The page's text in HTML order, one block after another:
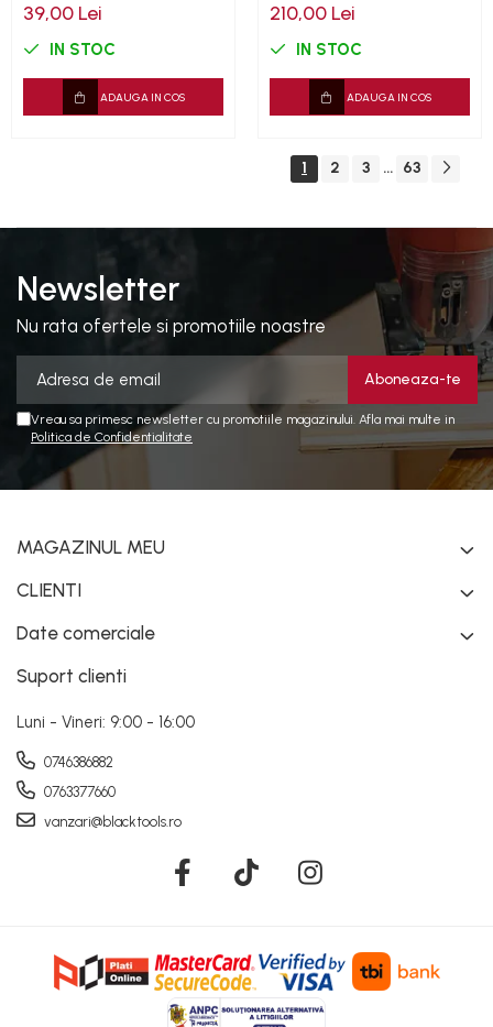
39,00 Lei
IN STOC
ADAUGA IN COS
210,00 Lei
IN STOC
ADAUGA IN COS
1 2 3 ... 63
Newsletter
Nu rata ofertele si promotiile noastre
Vreau sa primesc newsletter cu promotiile magazinului. Afla mai multe in
Politica de Confidentialitate
MAGAZINUL MEU
CLIENTI
Date comerciale
Suport clienti
Luni - Vineri: 9:00 - 16:00
0746386882
0763377660
vanzari@blacktools.ro